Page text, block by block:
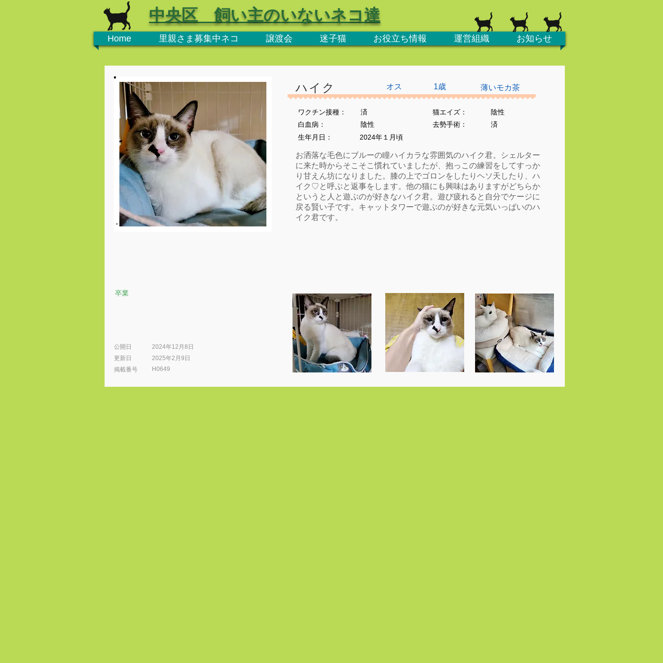
Home 里親さま募集中ネコ 譲渡会 迷子猫 お役立ち情報 運営組織 お知らせ
中央区 飼い主のいないネコ達
卒業
公開日
2024年12月8日
更新日
2025年2月9日
​掲載番号
H0649
オス
ハイク 1歳 薄いモカ茶
ワクチン接種： 猫エイズ：
済
陰性
​白血病：
陰性 ​去勢手術：
済
生年月日：
2024年１月頃
お洒落な毛色にブルーの瞳ハイカラな雰囲気のハイク君。シェルター
に来た時からそこそこ慣れていましたが、抱っこの練習をしてすっか
り甘えん坊になりました。膝の上でゴロンをしたりヘソ天したり、ハ
イク♡と呼ぶと返事をします。他の猫にも興味はありますがどちらか
というと人と遊ぶのが好きなハイク君。遊び疲れると自分でケージに
戻る賢い子です。キャットタワーで遊ぶのが好きな元気いっぱいのハ
イク君です。